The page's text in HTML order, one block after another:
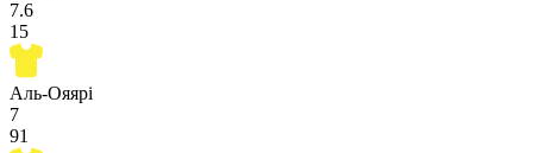
7.6
15
Аль-Ояярі
7
91